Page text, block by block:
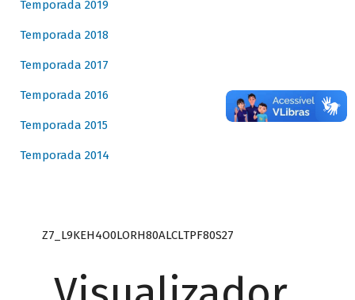
Temporada 2019
Temporada 2018
Temporada 2017
Temporada 2016
Temporada 2015
Temporada 2014
Z7_L9KEH4O0LORH80ALCLTPF80S27